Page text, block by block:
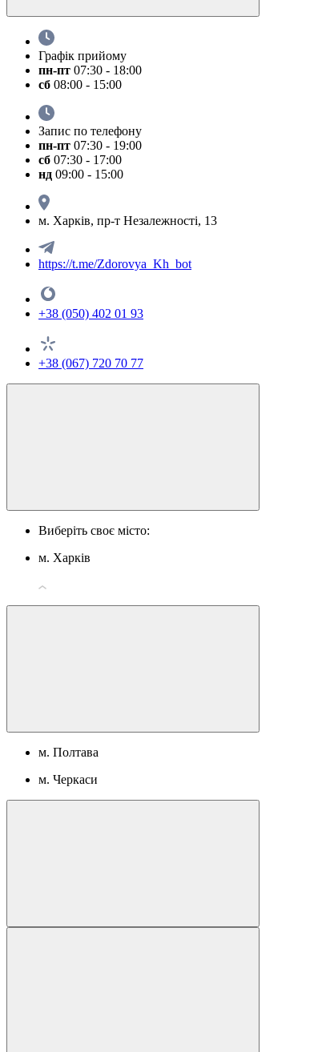
Графік прийому
пн-пт 07:30 - 18:00
сб 08:00 - 15:00
Запис по телефону
пн-пт 07:30 - 19:00
сб 07:30 - 17:00
нд 09:00 - 15:00
м. Харків, пр-т Незалежності, 13
https://t.me/Zdorovya_Kh_bot
+38 (050) 402 01 93
+38 (067) 720 70 77
Виберіть своє місто:
м. Харків
м. Полтава
м. Черкаси